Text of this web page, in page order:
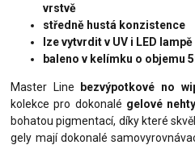
vrstvě
středně hustá konzistence
lze vytvrdit v UV i LED lampě
baleno v kelímku o objemu
Master Line bezvýpotkové no
kolekce pro dokonalé gelové nehty
bohatou pigmentací, díky které
gely mají dokonalé